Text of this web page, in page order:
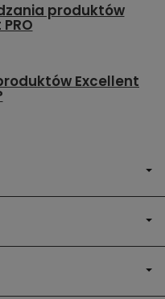
produktów
Excellent